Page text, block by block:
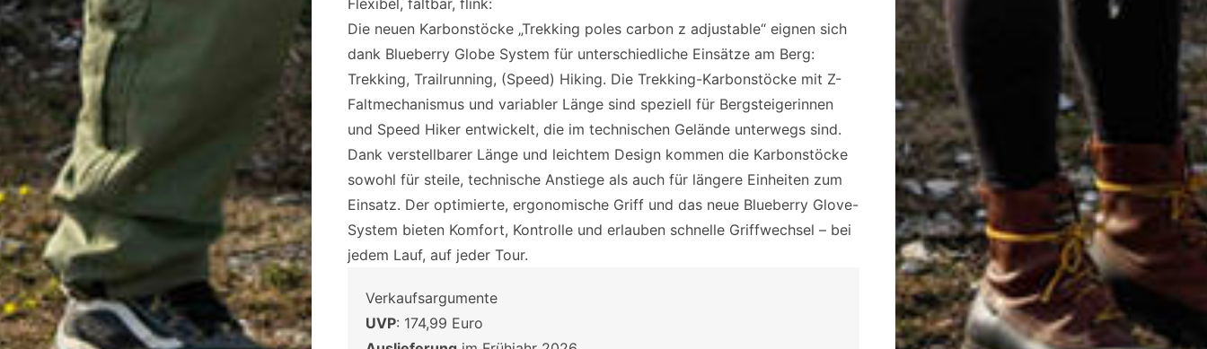
Die neuen Karbonstöcke „Trekking poles carbon z adjustable“ eignen sich
dank Blueberry Globe System für unterschiedliche Einsätze am Berg:
Trekking, Trailrunning, (Speed) Hiking. Die Trekking-Karbonstöcke mit Z-
Faltmechanismus und variabler Länge sind speziell für Bergsteigerinnen
und Speed Hiker entwickelt, die im technischen Gelände unterwegs sind.
Dank verstellbarer Länge und leichtem Design kommen die Karbonstöcke
sowohl für steile, technische Anstiege als auch für längere Einheiten zum
Einsatz. Der optimierte, ergonomische Griff und das neue Blueberry Glove-
System bieten Komfort, Kontrolle und erlauben schnelle Griffwechsel – bei
jedem Lauf, auf jeder Tour.
Verkaufsargumente
UVP: 174,99 Euro